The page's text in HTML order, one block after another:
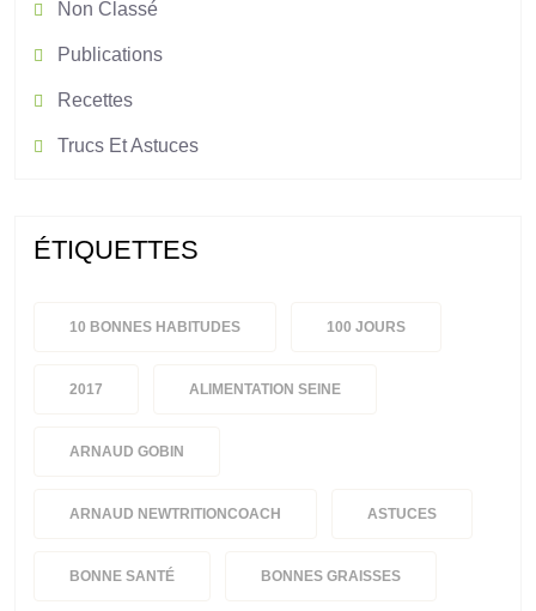
Non Classé
Publications
Recettes
Trucs Et Astuces
ÉTIQUETTES
10 BONNES HABITUDES 100 JOURS
2017 ALIMENTATION SEINE
ARNAUD GOBIN
ARNAUD NEWTRITIONCOACH ASTUCES
BONNE SANTÉ BONNES GRAISSES